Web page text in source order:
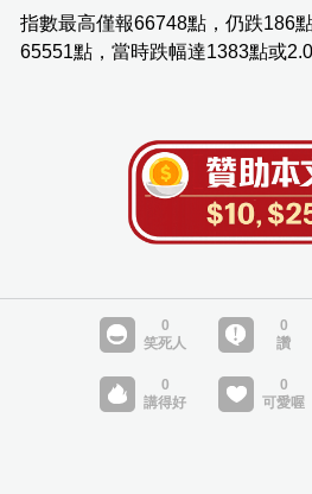
指數最高僅報66748點，仍跌186
65551點，當時跌幅達1383點或